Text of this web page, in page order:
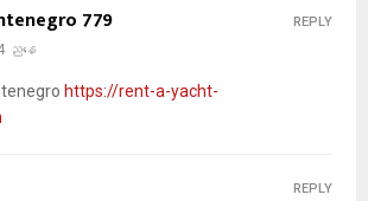
779
ညနေ
https://rent-a-yacht-
REPLY
REPLY